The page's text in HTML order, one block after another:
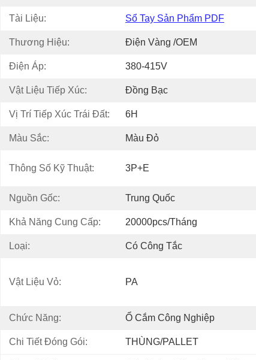
Tài Liệu: Sổ Tay Sản Phẩm PDF
Thương Hiệu: Điện Vàng /OEM
Điện Áp: 380-415V
Vật Liệu Tiếp Xúc: Đồng Bạc
Vị Trí Tiếp Xúc Trái Đất: 6H
Màu Sắc: Màu Đỏ
Thông Số Kỹ Thuật: 3P+E
Nguồn Gốc: Trung Quốc
Khả Năng Cung Cấp: 20000pcs/tháng
Loại: Có Công Tắc
Vật Liệu Vỏ: PA
Chức Năng: Ổ Cắm Công Nghiệp
Chi Tiết Đóng Gói: THÙNG/PALLET